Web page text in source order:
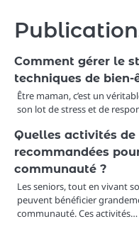
Comment gérer le
techniques de bien-
Être maman, c’est un
son lot de stress et de
Quelles activités
recommandées
communauté ?
Les seniors, tout en vivant
peuvent bénéficier
communauté. Ces activités…